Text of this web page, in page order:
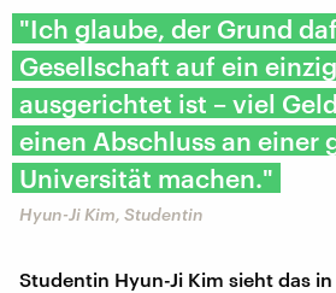
"Ich glaube, der Grund
Gesellschaft auf ein
ausgerichtet ist – viel
einen Abschluss an einer
Universität machen."
Hyun-Ji Kim, Studentin
Studentin Hyun-Ji Kim sieht das